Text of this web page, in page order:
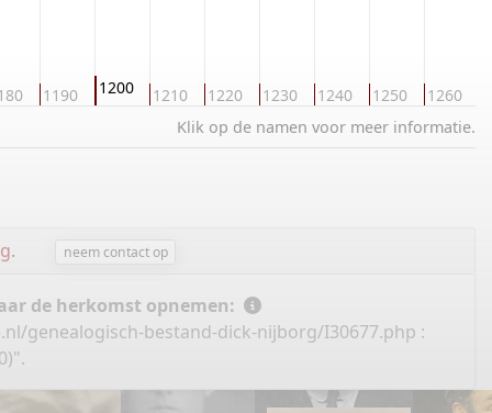
1190 1200 1210 1220 1230 1240 1250 1260
Klik op de namen voor meer informatie.
. neem contact op
de herkomst opnemen:
genealogisch-bestand-dick-nijborg/I30677.php :